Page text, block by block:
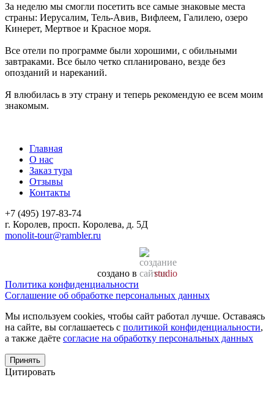
За неделю мы смогли посетить все самые знаковые места
страны: Иерусалим, Тель-Авив, Вифлеем, Галилею, озеро
Кинерет, Мертвое и Красное моря.
Все отели по программе были хорошими, с обильными
завтраками. Все было четко спланировано, везде без
опозданий и нареканий.
Я влюбилась в эту страну и теперь рекомендую ее всем моим
знакомым.
Главная
О нас
Заказ тура
Отзывы
Контакты
+7 (495) 197-83-74
г. Королев, просп. Королева, д. 5Д
monolit-tour@rambler.ru
создано в
studio
Политика конфиденциальности
Соглашение об обработке персональных данных
Мы используем cookies, чтобы сайт работал лучше. Оставаясь
на сайте, вы соглашаетесь с политикой конфиденциальности,
а также даёте согласие на обработку персональных данных
Принять
Цитировать